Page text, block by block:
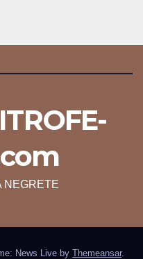
NEGRETE
News Live by Themeansar.